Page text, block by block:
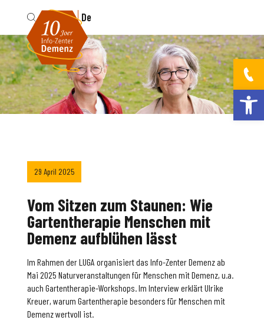
Fr De
29 April 2025
Vom Sitzen zum Staunen: Wie
Gartentherapie Menschen mit
Demenz aufblühen lässt
Im Rahmen der LUGA organisiert das Info-Zenter Demenz ab
Mai 2025 Naturveranstaltungen für Menschen mit Demenz, u.a.
auch Gartentherapie-Workshops. Im Interview erklärt Ulrike
Kreuer, warum Gartentherapie besonders für Menschen mit
Demenz wertvoll ist.